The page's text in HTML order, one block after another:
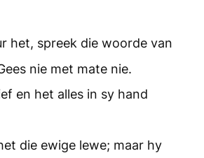
het, spreek die woorde van
nie met mate nie.
en het alles in sy hand
die ewige lewe; maar hy